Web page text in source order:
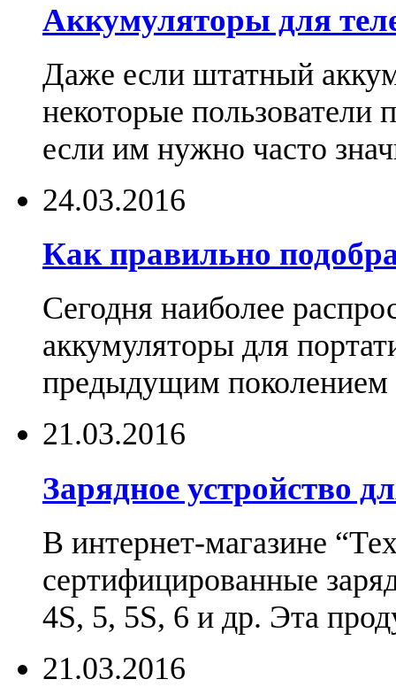
Аккумуляторы для
Даже если штатный
некоторые пользователи
если им нужно часто
24.03.2016
Как правильно
Сегодня наиболее
аккумуляторы для
предыдущим поколением
21.03.2016
Зарядное устройство
В интернет-магазине
сертифицированные
4S, 5, 5S, 6 и др. Эта
21.03.2016